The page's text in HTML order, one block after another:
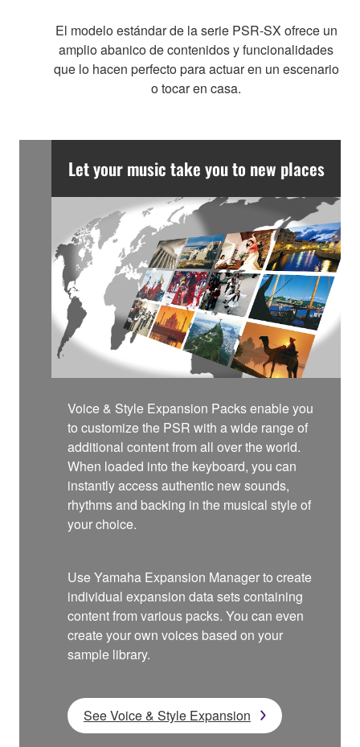
El modelo estándar de la serie PSR-SX ofrece un
amplio abanico de contenidos y funcionalidades
que lo hacen perfecto para actuar en un escenario
o tocar en casa.
Let your music take you to new places
Voice & Style Expansion Packs enable you
to customize the PSR with a wide range of
additional content from all over the world.
When loaded into the keyboard, you can
instantly access authentic new sounds,
rhythms and backing in the musical style of
your choice.
Use Yamaha Expansion Manager to create
individual expansion data sets containing
content from various packs. You can even
create your own voices based on your
sample library.
See Voice & Style Expansion